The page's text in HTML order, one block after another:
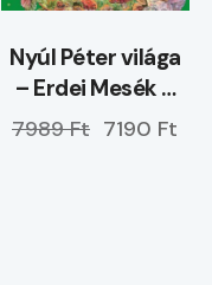
Nyúl Péter világa
– Erdei Mesék –
ELŐRENDELHETŐ
7989 Ft 7190 Ft